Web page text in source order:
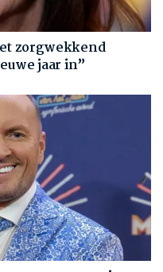
zorgwekkend
jaar in”